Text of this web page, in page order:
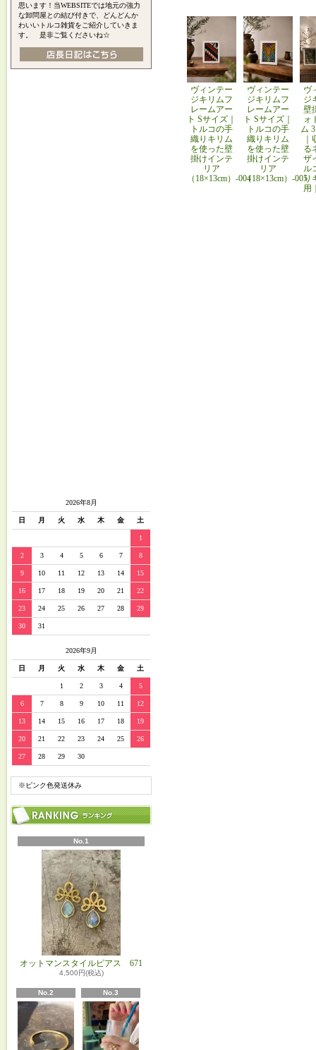
思います！当WEBSITEでは地元の強力
な卸問屋との結び付きで、どんどんか
わいいトルコ雑貨をご紹介していきま
す。 是非ご覧くださいね☆
2026年8月
日 月 火 水 木 金 土
1
2 3 4 5 6 7 8
9 10 11 12 13 14 15
16 17 18 19 20 21 22
23 24 25 26 27 28 29
30 31
2026年9月
日 月 火 水 木 金 土
1 2 3 4 5
6 7 8 9 10 11 12
13 14 15 16 17 18 19
20 21 22 23 24 25 26
27 28 29 30
※ピンク色発送休み
No.1
オットマンスタイルピアス 671
4,500円(税込)
No.2 No.3
ヴィンテー
ジキリムフ
レームアー
ト Sサイズ｜
トルコの手
織りキリム
を使った壁
掛けインテ
リア
（18×13cm）-004
ヴィンテー
ジキリムフ
レームアー
ト Sサイズ｜
トルコの手
織りキリム
を使った壁
掛けインテ
リア
（18×13cm）-005
ヴ
ジ
壁
ォ
ム
る
ザ
ル
り
用